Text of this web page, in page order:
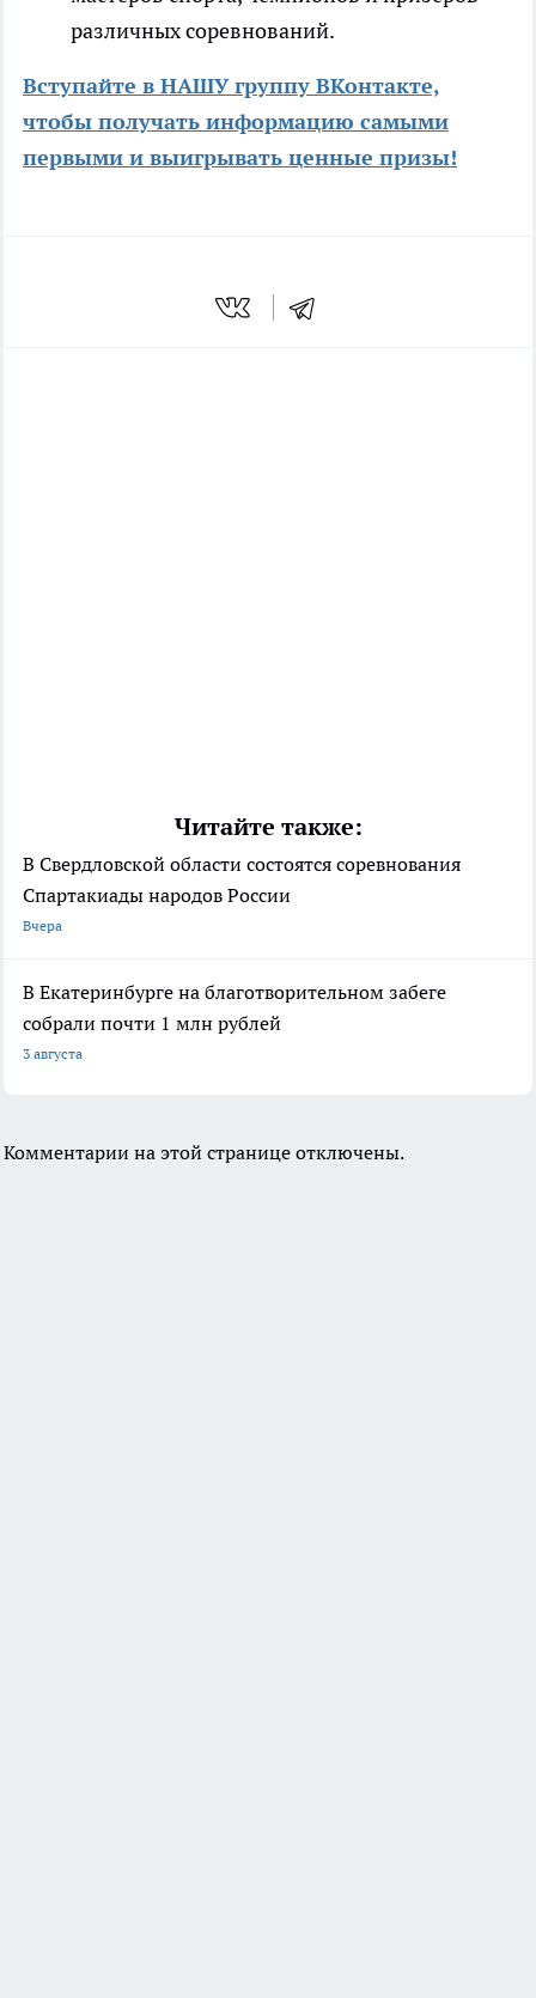
различных соревнований.
Вступайте в НАШУ группу ВКонтакте,
чтобы получать информацию самыми
первыми и выигрывать ценные призы!
Читайте также:
В Свердловской области состоятся соревнования
Спартакиады народов России
Вчера
В Екатеринбурге на благотворительном забеге
собрали почти 1 млн рублей
3 августа
Комментарии на этой странице отключены.